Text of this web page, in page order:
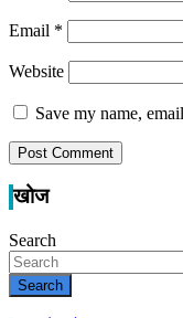
Email *
Website
Save my name,
खोज
Search
Search